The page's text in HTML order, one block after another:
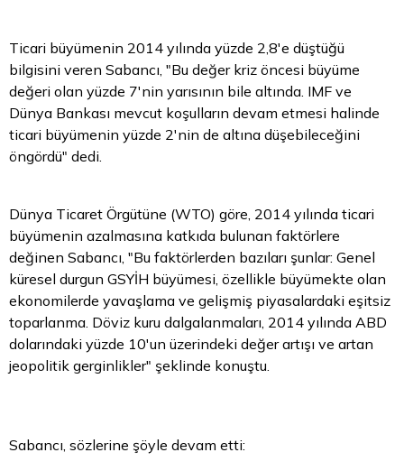
Ticari büyümenin 2014 yılında yüzde 2,8'e düştüğü
bilgisini veren Sabancı, "Bu değer kriz öncesi büyüme
değeri olan yüzde 7'nin yarısının bile altında. IMF ve
Dünya Bankası mevcut koşulların devam etmesi halinde
ticari büyümenin yüzde 2'nin de altına düşebileceğini
öngördü" dedi.
Dünya Ticaret Örgütüne (WTO) göre, 2014 yılında ticari
büyümenin azalmasına katkıda bulunan faktörlere
değinen Sabancı, "Bu faktörlerden bazıları şunlar: Genel
küresel durgun GSYİH büyümesi, özellikle büyümekte olan
ekonomilerde yavaşlama ve gelişmiş piyasalardaki eşitsiz
toparlanma. Döviz kuru dalgalanmaları, 2014 yılında ABD
dolarındaki yüzde 10'un üzerindeki değer artışı ve artan
jeopolitik gerginlikler" şeklinde konuştu.
Sabancı, sözlerine şöyle devam etti: